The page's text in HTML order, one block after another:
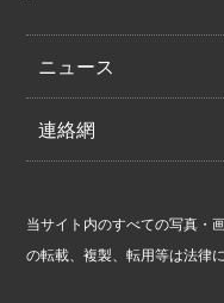
ニュース
連絡網
当サイト内のすべての写真・
の転載、複製、転用等は法律